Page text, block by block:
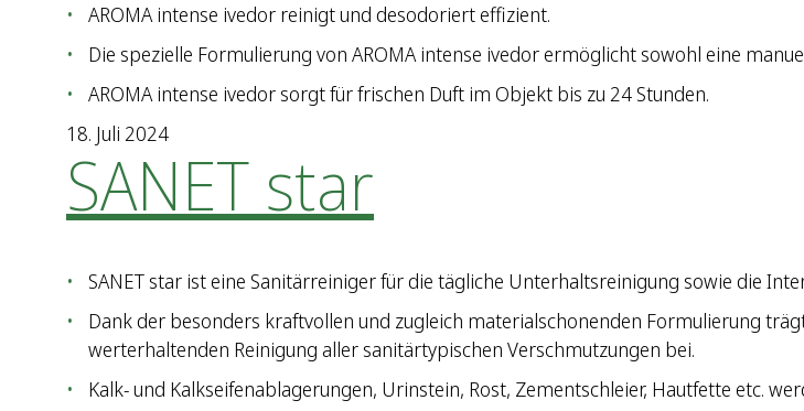
AROMA intense ivedor reinigt und desodoriert effizient.
Die spezielle Formulierung von AROMA intense ivedor ermöglicht sowohl eine
AROMA intense ivedor sorgt für frischen Duft im Objekt bis zu 24 Stunden.
18. Juli 2024
SANET star
SANET star ist eine Sanitärreiniger für die tägliche Unterhaltsreinigung sowie die
Dank der besonders kraftvollen und zugleich materialschonenden Formulierung
werterhaltenden Reinigung aller sanitärtypischen Verschmutzungen bei.
Kalk- und Kalkseifenablagerungen, Urinstein, Rost, Zementschleier, Hautfette etc.